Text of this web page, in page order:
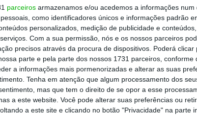
parceiros armazenamos e/ou acedemos a informações
como identificadores únicos e informações padrão
personalizados, medição de publicidade e
Com a sua permissão, nós e os nossos parceiros
precisos através da procura de dispositivos. Poderá clicar
parte e pela parte dos nossos 1731 parceiros, conforme
a informações mais pormenorizadas e alterar as suas
Tenha em atenção que algum processamento dos
mas que tem o direito de se opor a esse
a este website. Você pode alterar suas preferências ou
a este site e clicando no botão "Privacidade" na parte
mais acentuado no próximo ano — já
relacionadas com a pandemia e também
graças ao progresso da vacinação,
do emprego em certos serviços. O
voltar ao nível pré-crise no próximo ano.